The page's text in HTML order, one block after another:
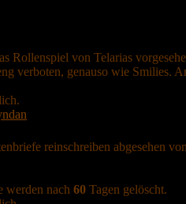
Rollenspiel von Telarias
verboten, genauso wie Smilies.
reinschreiben abgesehen
werden nach 60 Tagen gelöscht.